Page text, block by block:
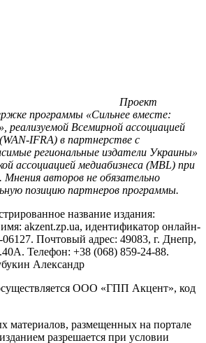
Проект
программы «Сильнее вместе:
реализуемой Всемирной ассоциацией
IFRA) в партнерстве с
региональные издатели Украины»
ассоциацией медиабизнеса (MBL) при
авторов не обязательно
позицию партнеров программы.
название издания:
akzent.zp.ua, идентификатор онлайн-
06127. Почтовый адрес: 49083, г. Днепр,
Телефон: +38 (068) 859-24-88.
Александр
ООО «ГПП Акцент», код
материалов, размещенных на портале
разрешается при условии